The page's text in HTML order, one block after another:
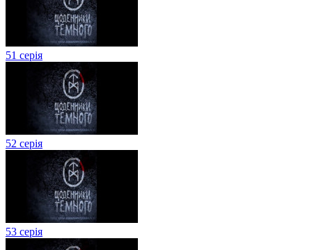
51 серія
52 серія
53 серія